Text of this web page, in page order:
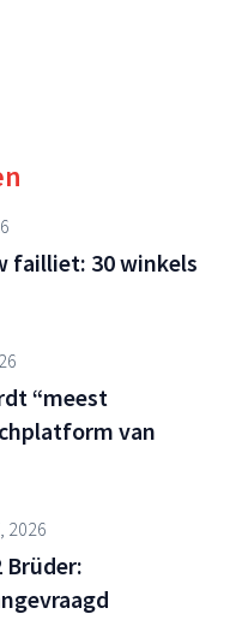
failliet: 30 winkels
“meest
van
2026
Brüder: